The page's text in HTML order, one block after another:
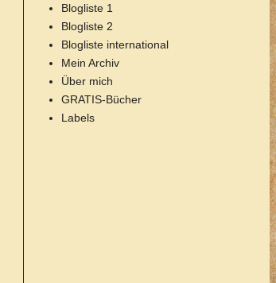
Blogliste 1
Blogliste 2
Blogliste international
Mein Archiv
Über mich
GRATIS-Bücher
Labels